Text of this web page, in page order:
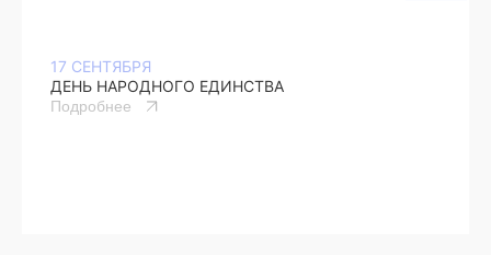
17 СЕНТЯБРЯ
ДЕНЬ НАРОДНОГО ЕДИНСТВА
Подробнее